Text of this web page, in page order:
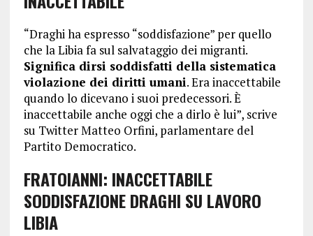
“Draghi ha espresso “soddisfazione” per quello
che la Libia fa sul salvataggio dei migranti.
Significa dirsi soddisfatti della sistematica
violazione dei diritti umani. Era inaccettabile
quando lo dicevano i suoi predecessori. È
inaccettabile anche oggi che a dirlo è lui”, scrive
su Twitter Matteo Orfini, parlamentare del
Partito Democratico.
FRATOIANNI: INACCETTABILE
SODDISFAZIONE DRAGHI SU LAVORO
LIBIA